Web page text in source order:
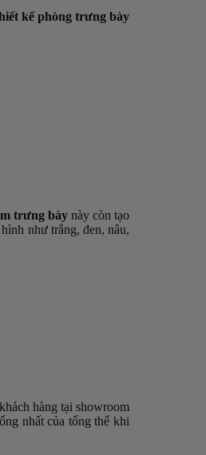
kế phòng trưng bày
trưng bàynày còn tạo
như trắng, đen, nâu,
hàng tại showroom
nhất của tổng thể khi